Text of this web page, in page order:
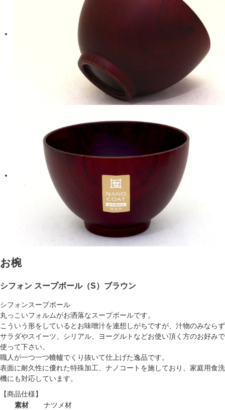
お椀
シフォン スープボール（S）ブラウン
シフォンスープボール
丸っこいフォルムがお洒落なスープボールです。
こういう形をしているとお味噌汁を連想しがちですが、汁物のみならず
サラダやスイーツ、シリアル、ヨーグルトなどお使い頂く方のお好みで
使って下さい。
職人が一つ一つ轆轤でくり抜いて仕上げた逸品です。
表面に耐久性に優れた特殊加工、ナノコートを施しており、家庭用食洗
機にも対応しています。
【商品仕様】
素材
ナツメ材